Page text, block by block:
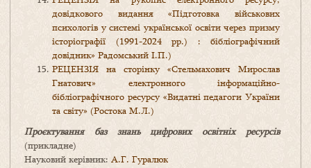
довідкового видання «Підготовка військових
психологів у системі української освіти через призму
історіографії (1991-2024 рр.) : бібліографічний
довідник» Радомський І.П.)
РЕЦЕНЗІЯ на сторінку «Стельмахович Мирослав
Гнатович» електронного інформаційно-
бібліографічного ресурсу «Видатні педагоги України
та світу» (Ростока М.Л.)
Проєктування баз знань цифрових освітніх ресурсів
(прикладне)
Науковий керівник: А.Г. Гуралюк